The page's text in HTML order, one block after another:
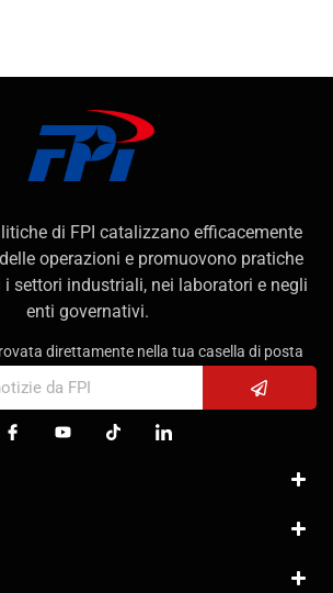
di FPI catalizzano efficacemente
operazioni e promuovono pratiche
settori industriali, nei laboratori e negli
enti governativi.
direttamente nella tua casella di posta